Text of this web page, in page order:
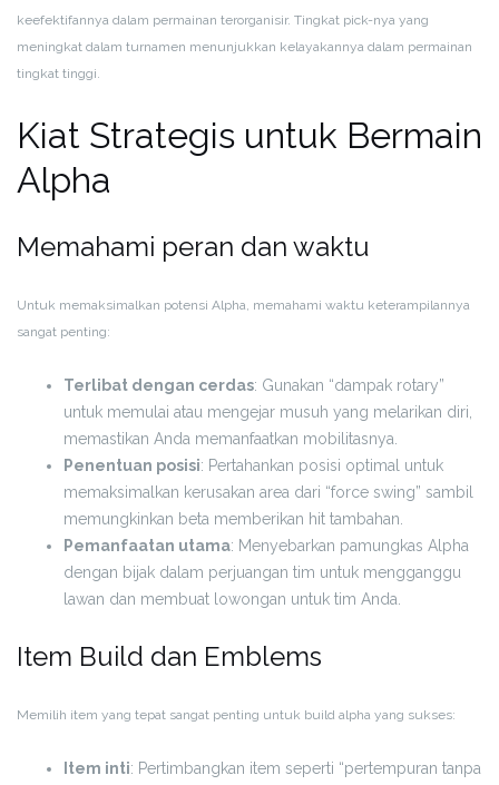
keefektifannya dalam permainan terorganisir. Tingkat pick-nya yang
meningkat dalam turnamen menunjukkan kelayakannya dalam permainan
tingkat tinggi.
Kiat Strategis untuk Bermain
Alpha
Memahami peran dan waktu
Untuk memaksimalkan potensi Alpha, memahami waktu keterampilannya
sangat penting:
Terlibat dengan cerdas: Gunakan “dampak rotary”
untuk memulai atau mengejar musuh yang melarikan diri,
memastikan Anda memanfaatkan mobilitasnya.
Penentuan posisi: Pertahankan posisi optimal untuk
memaksimalkan kerusakan area dari “force swing” sambil
memungkinkan beta memberikan hit tambahan.
Pemanfaatan utama: Menyebarkan pamungkas Alpha
dengan bijak dalam perjuangan tim untuk mengganggu
lawan dan membuat lowongan untuk tim Anda.
Item Build dan Emblems
Memilih item yang tepat sangat penting untuk build alpha yang sukses:
Item inti: Pertimbangkan item seperti “pertempuran tanpa